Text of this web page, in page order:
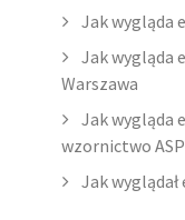
Jak wygląda
Jak wygląda
Warszawa
Jak wygląda
wzornictwo
Jak